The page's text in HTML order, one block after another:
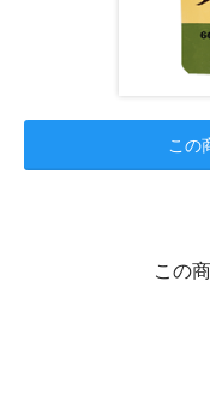
この
この